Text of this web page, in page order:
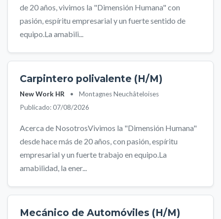
de 20 años, vivimos la "Dimensión Humana" con
pasión, espíritu empresarial y un fuerte sentido de
equipo.La amabili...
Carpintero polivalente (H/M)
New Work HR •
Montagnes Neuchâteloises
Publicado: 07/08/2026
Acerca de NosotrosVivimos la "Dimensión Humana"
desde hace más de 20 años, con pasión, espíritu
empresarial y un fuerte trabajo en equipo.La
amabilidad, la ener...
Mecánico de Automóviles (H/M)